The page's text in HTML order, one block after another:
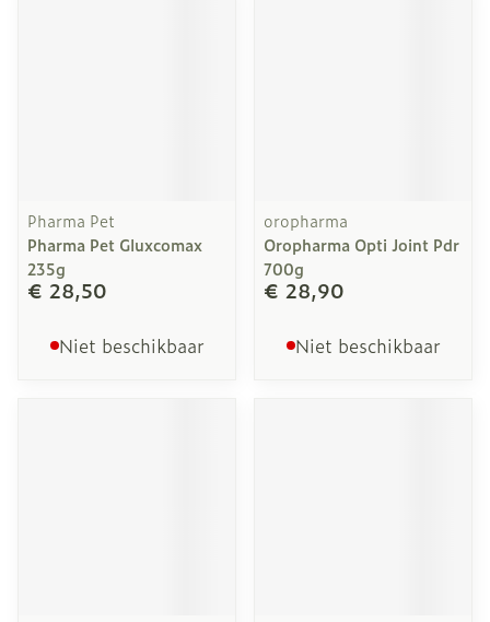
Pharma Pet
Pharma Pet Gluxcomax
235g
€ 28,50
Niet beschikbaar
oropharma
Oropharma Opti Joint Pdr
700g
€ 28,90
Niet beschikbaar